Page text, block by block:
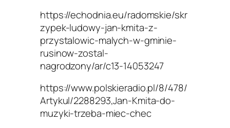
https://echodnia.eu/radomskie/skr
zypek-ludowy-jan-kmita-z-
przystalowic-malych-w-gminie-
rusinow-zostal-
nagrodzony/ar/c13-14053247
https://www.polskieradio.pl/8/478/
Artykul/2288293,Jan-Kmita-do-
muzyki-trzeba-miec-chec